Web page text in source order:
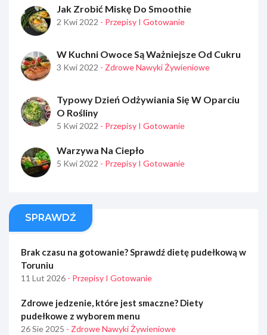
Jak Zrobić Miskę Do Smoothie
2 Kwi 2022 - Przepisy I Gotowanie
W Kuchni Owoce Są Ważniejsze Od Cukru
3 Kwi 2022 - Zdrowe Nawyki Żywieniowe
Typowy Dzień Odżywiania Się W Oparciu
O Rośliny
5 Kwi 2022 - Przepisy I Gotowanie
Warzywa Na Ciepło
5 Kwi 2022 - Przepisy I Gotowanie
SPRAWDŹ
Brak czasu na gotowanie? Sprawdź dietę pudełkową w
Toruniu
11 Lut 2026 - Przepisy I Gotowanie
Zdrowe jedzenie, które jest smaczne? Diety
pudełkowe z wyborem menu
26 Sie 2025 - Zdrowe Nawyki Żywieniowe